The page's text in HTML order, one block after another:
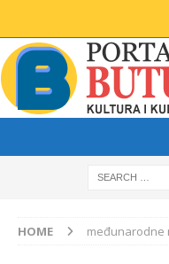
HOME međunarodne